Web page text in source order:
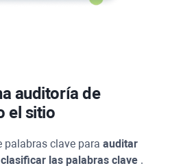
auditoría de
el sitio
palabras clave para auditar
las palabras clave .